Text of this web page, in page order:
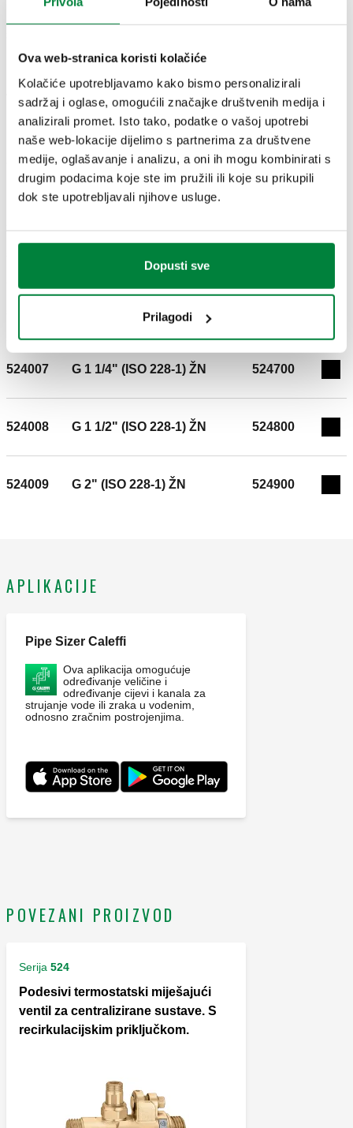
Ova web-stranica koristi kolačiće
Kolačiće upotrebljavamo kako bismo personalizirali
sadržaj i oglase, omogućili značajke društvenih medija i
analizirali promet. Isto tako, podatke o vašoj upotrebi
naše web-lokacije dijelimo s partnerima za društvene
medije, oglašavanje i analizu, a oni ih mogu kombinirati s
drugim podacima koje ste im pružili ili koje su prikupili
dok ste upotrebljavali njihove usluge.
Dopusti sve
Prilagodi
Tekst ponude Prikaži Kopiraj
CALEFFI, 524004. Priključni komplet za miješajuće ventile s
priključcima na navoj, serija 524. U kompletu s: - 2 navojna
priključka Ž s nepovratnim ventilima, filterima i brtvama; - 1
navojni priključak Ž s brtvom. Priključak: G 1/2" (ISO 228-1)
SCIP code
57bad1a5-d29b-4300-8554-
4f085eef08bb
Prikaži
Kopiraj
G 1" (ISO 228-1) ŽN
524007 G 1 1/4" (ISO 228-1) ŽN 524700
524008 G 1 1/2" (ISO 228-1) ŽN 524800
524009 G 2" (ISO 228-1) ŽN 524900
APLIKACIJE
Pipe Sizer Caleffi
Ova aplikacija omogućuje
određivanje veličine i
određivanje cijevi i kanala za
strujanje vode ili zraka u vodenim,
odnosno zračnim postrojenjima.
POVEZANI PROIZVOD
Serija 524
Podesivi termostatski miješajući
ventil za centralizirane sustave. S
recirkulacijskim priključkom.